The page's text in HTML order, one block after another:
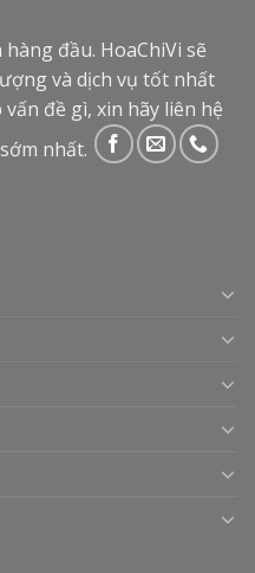
đầu. HoaChiVi sẽ
và dịch vụ tốt nhất
vấn đề gì, xin hãy liên hệ
nhất.